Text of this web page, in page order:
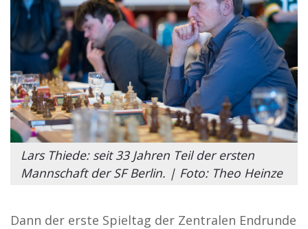
Lars Thiede: seit 33 Jahren Teil der ersten
Mannschaft der SF Berlin. | Foto: Theo Heinze
Dann der erste Spieltag der Zentralen Endrunde